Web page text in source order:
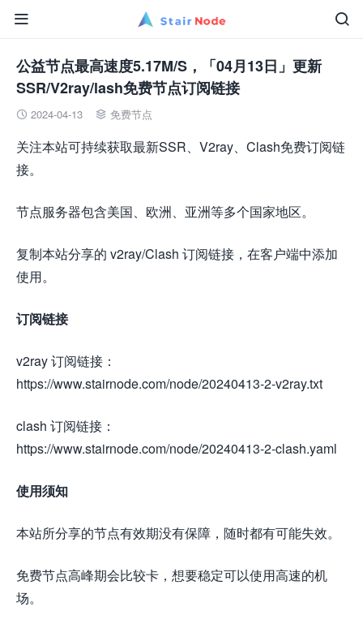


公益节点最高速度5.17M/S，「04月13日」更新
SSR/V2ray/lash免费节点订阅链接
 2024-04-13  免费节点
关注本站可持续获取最新SSR、V2ray、Clash免费订阅链
接。
节点服务器包含美国、欧洲、亚洲等多个国家地区。
复制本站分享的 v2ray/Clash 订阅链接，在客户端中添加
使用。
订阅链接
v2ray 订阅链接：
https://www.stairnode.com/node/20240413-2-v2ray.txt
clash 订阅链接：
https://www.stairnode.com/node/20240413-2-clash.yaml
使用须知
本站所分享的节点有效期没有保障，随时都有可能失效。
免费节点高峰期会比较卡，想要稳定可以使用高速的机
场。